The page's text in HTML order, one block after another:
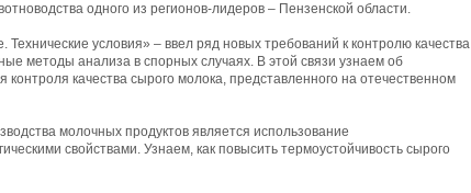
одного из регионов-лидеров – Пензенской области.
условия» – ввел ряд новых требований к контролю качества
методы анализа в спорных случаях. В этой связи узнаем об
качества сырого молока, представленного на отечественном
молочных продуктов является использование
свойствами. Узнаем, как повысить термоустойчивость сырого